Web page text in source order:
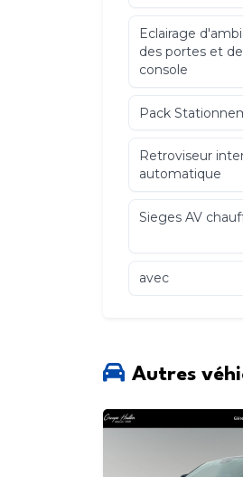
Eclairage
des portes et
console
Pack
Retroviseur
automatique
Sieges AV
avec
Autres